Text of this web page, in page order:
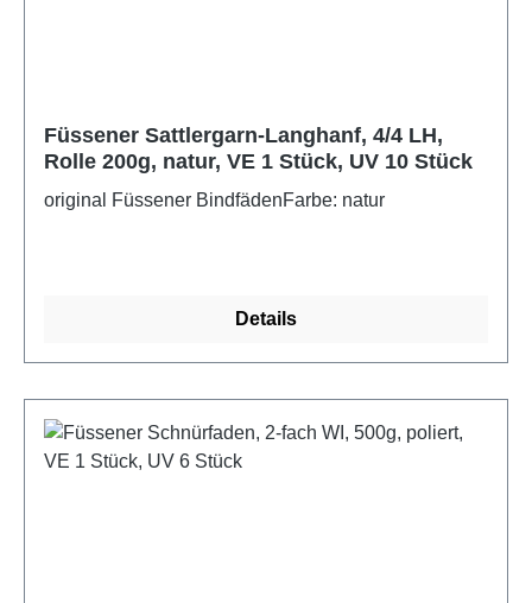
Füssener Sattlergarn-Langhanf, 4/4 LH,
Rolle 200g, natur, VE 1 Stück, UV 10 Stück
original Füssener BindfädenFarbe: natur
Details